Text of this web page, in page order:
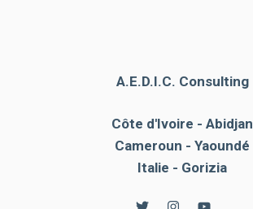
A.E.D.I.C. Consulting
Côte d'Ivoire - Abidjan
Cameroun - Yaoundé
Italie - Gorizia